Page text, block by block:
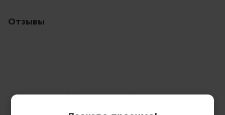
Отзывы
Добавьте первый отзыв